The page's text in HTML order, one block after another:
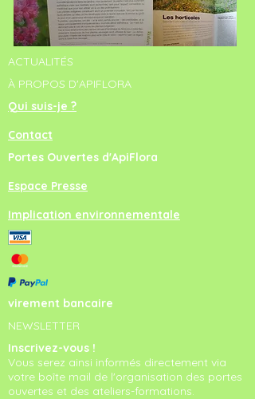
ACTUALITÉS
À PROPOS D'APIFLORA
Qui suis-je ?
Contact
Portes Ouvertes d'ApiFlora
Espace Presse
Implication environnementale
virement bancaire
NEWSLETTER
Inscrivez-vous !
Vous serez ainsi informés directement via
votre boîte mail de l'organisation des portes
ouvertes et des ateliers-formations.